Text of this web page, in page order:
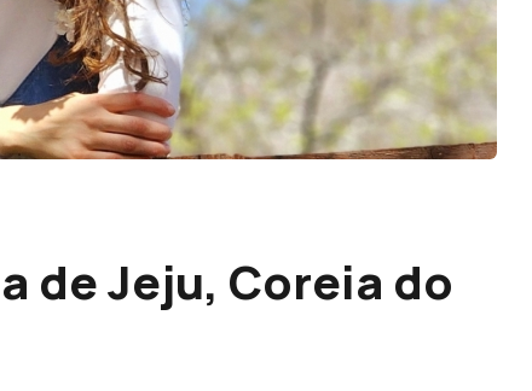
de Jeju, Coreia do